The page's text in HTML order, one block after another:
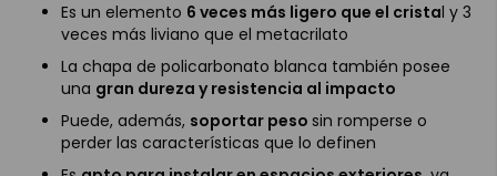
Es un elemento 6 veces más ligero que el cristal y 3
veces más liviano que el metacrilato
La chapa de policarbonato blanca también posee
una gran dureza y resistencia al impacto
Puede, además, soportar peso sin romperse o
perder las características que lo definen